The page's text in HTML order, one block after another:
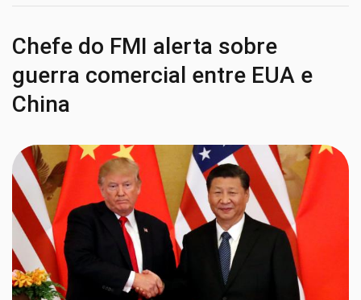
Chefe do FMI alerta sobre
guerra comercial entre EUA e
China